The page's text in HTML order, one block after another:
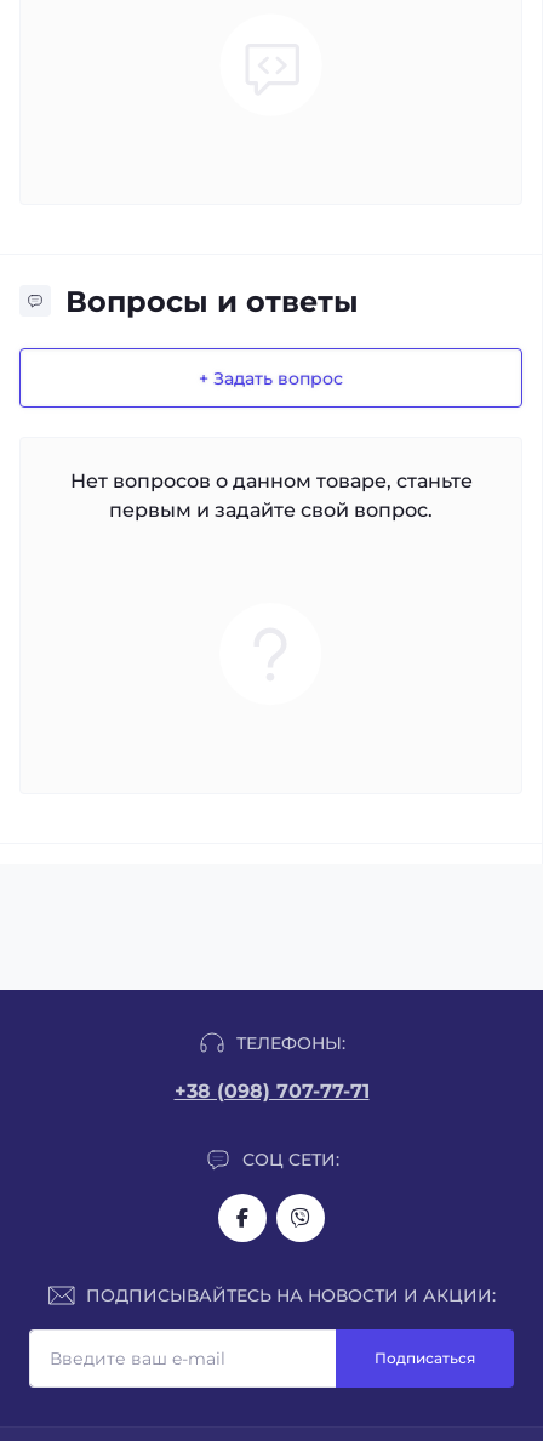
Вопросы и ответы
+ Задать вопрос
Нет вопросов о данном товаре, станьте
первым и задайте свой вопрос.
ТЕЛЕФОНЫ:
+38 (098) 707-77-71
СОЦ СЕТИ:
ПОДПИСЫВАЙТЕСЬ НА НОВОСТИ И АКЦИИ:
Подписаться